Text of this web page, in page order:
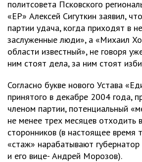
политсовета Псковского
«ЕР» Алексей Сигуткин заявил,
партии удача, когда приходят в
заслуженные люди», а «Михаил
области известный», не говоря
ним стоят дела, за ним стоят
Согласно букве нового Устава
принятого в декабре 2004 года,
членом партии, потенциальный
не менее трех месяцев отходить
сторонников (в настоящее время
«стаж» нарабатывают
и его вице- Андрей Морозов).